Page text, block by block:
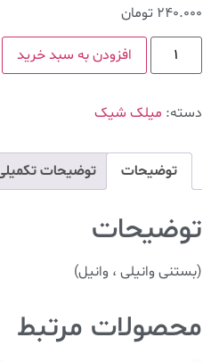
240.000 تومان
افزودن به سبد خرید
دسته: میلک شیک
توضیحات توضیحات
توضیحات
(بستنی وانیلی ، وانیل)
محصولات مرتبط